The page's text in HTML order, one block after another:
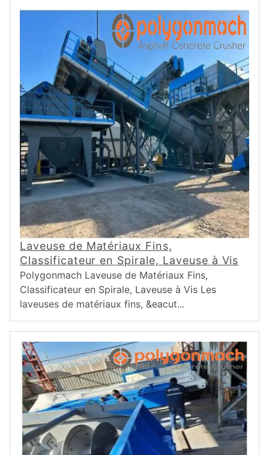
Laveuse de Matériaux Fins,
Classificateur en Spirale, Laveuse à Vis
Polygonmach Laveuse de Matériaux Fins,
Classificateur en Spirale, Laveuse à Vis Les
laveuses de matériaux fins, &eacut...